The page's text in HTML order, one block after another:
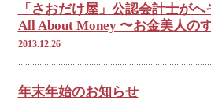
「さおだけ屋」公認会計士が
All About Money 〜お金美人の
2013.12.26
年末年始のお知らせ